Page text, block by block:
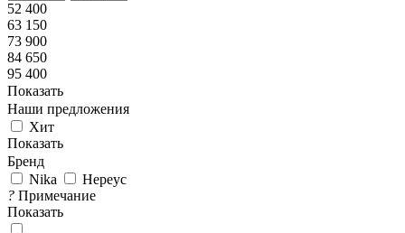
52 400
63 150
73 900
84 650
95 400
Показать
Наши предложения
Хит
Показать
Бренд
Nika
Нереус
? Примечание
Показать